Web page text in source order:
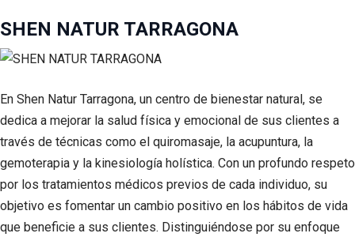
SHEN NATUR TARRAGONA
En Shen Natur Tarragona, un centro de bienestar natural, se
dedica a mejorar la salud física y emocional de sus clientes a
través de técnicas como el quiromasaje, la acupuntura, la
gemoterapia y la kinesiología holística. Con un profundo respeto
por los tratamientos médicos previos de cada individuo, su
objetivo es fomentar un cambio positivo en los hábitos de vida
que beneficie a sus clientes. Distinguiéndose por su enfoque